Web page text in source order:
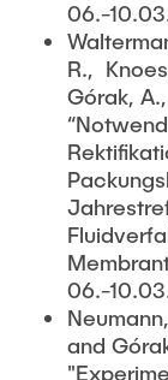
06.-
R.,
Górak, A.,
06.-
and